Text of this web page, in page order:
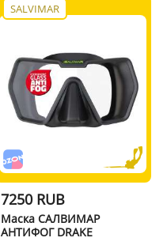
SALVIMAR
7250 RUB
Маска САЛВИМАР
АНТИФОГ DRAKE